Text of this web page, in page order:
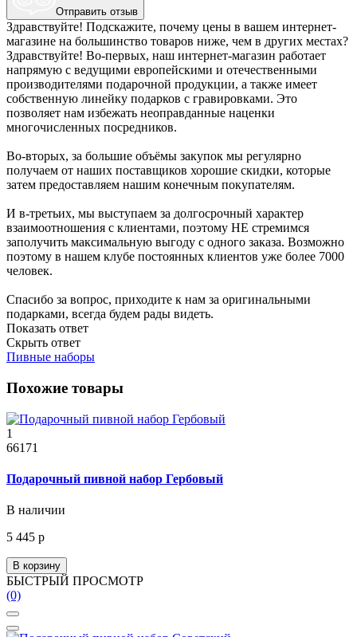
Отправить отзыв
Здравствуйте! Подскажите, почему цены в вашем интернет-
магазине на большинство товаров ниже, чем в других местах?
Здравствуйте! Во-первых, наш интернет-магазин работает
напрямую с ведущими европейскими и отечественными
производителями подарочной продукции, а также имеет
собственную линейку подарков с гравировками. Это
позволяет нам избежать неоправданные наценки
многочисленных посредников.
Во-вторых, за большие объёмы закупок мы регулярно
получаем от наших поставщиков хорошие скидки, которые
затем предоставляем нашим конечным покупателям.
И в-третьих, мы выступаем за долгосрочный характер
взаимоотношения с клиентами, поэтому НЕ стремимся
заполучить максимальную выгоду с одного заказа. Возможно
поэтому в нашем клубе постоянных клиентов уже более 7000
человек.
Спасибо за вопрос, приходите к нам за оригинальными
подарками, всегда будем рады видеть.
Показать ответ
Скрыть ответ
Пивные наборы
Похожие товары
1
66171
Подарочный пивной набор Гербовый
В наличии
5 445 р
В корзину
БЫСТРЫЙ ПРОСМОТР
(0)